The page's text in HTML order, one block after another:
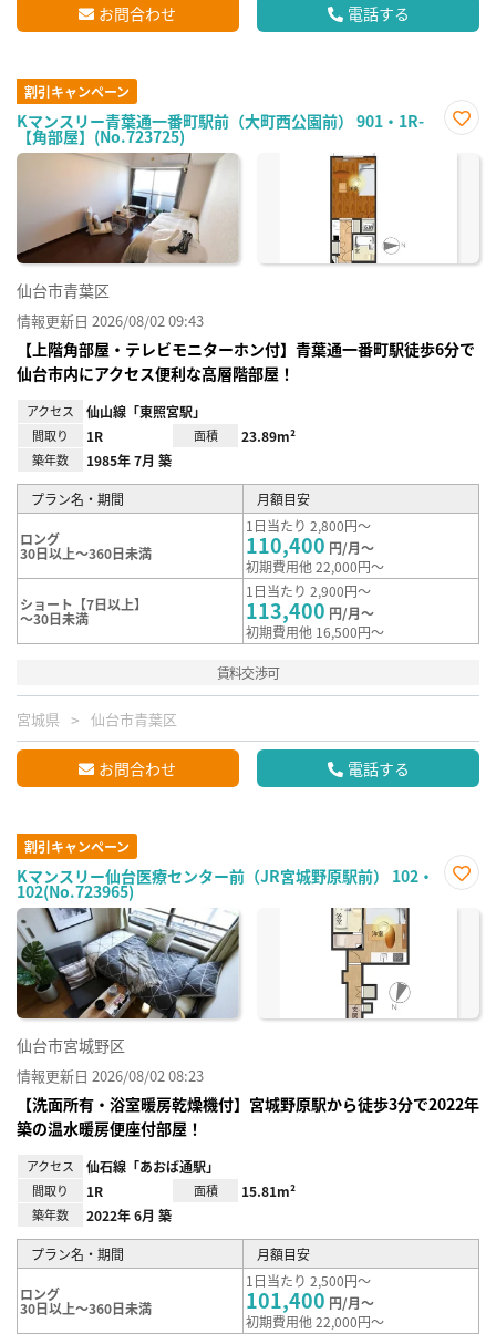
お問合わせ 電話する
割引キャンペーン
Kマンスリー青葉通一番町駅前（大町西公園前） 901・1R-
【角部屋】(No.723725)
に入
仙台市青葉区
情報更新日 2026/08/02 09:43
【上階角部屋・テレビモニターホン付】青葉通一番町駅徒歩6分で
仙台市内にアクセス便利な高層階部屋！
アクセス 仙山線「東照宮駅」
間取り 1R 面積 23.89m²
築年数 1985年 7月 築
プラン名・期間 月額目安
ロング
30日以上～360日未満
1日当たり 2,800円～
110,400 円/月～
初期費用他 22,000円～
ショート【7日以上】
～30日未満
1日当たり 2,900円～
113,400 円/月～
初期費用他 16,500円～
賃料交渉可
宮城県 仙台市青葉区
お問合わせ 電話する
割引キャンペーン
Kマンスリー仙台医療センター前（JR宮城野原駅前） 102・
102(No.723965)
に入
仙台市宮城野区
情報更新日 2026/08/02 08:23
【洗面所有・浴室暖房乾燥機付】宮城野原駅から徒歩3分で2022年
築の温水暖房便座付部屋！
アクセス 仙石線「あおば通駅」
間取り 1R 面積 15.81m²
築年数 2022年 6月 築
プラン名・期間 月額目安
ロング
30日以上～360日未満
1日当たり 2,500円～
101,400 円/月～
初期費用他 22,000円～